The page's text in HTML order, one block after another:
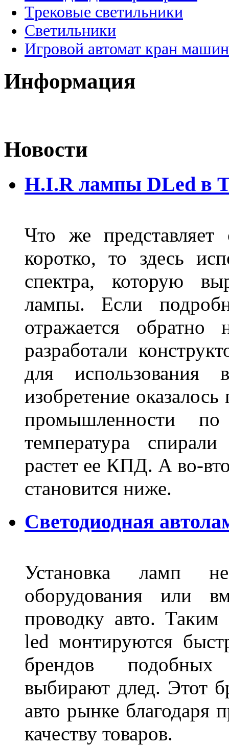
Трековые светильники
Светильники
Игровой автомат кран
Информация
Новости
H.I.R лампы DLed в
Что же
коротко, то здесь
спектра, которую
лампы. Если
отражается
разработали
для использования
изобретение
промышленности
температура
растет ее КПД. А во-
становится ниже.
Светодиодная
Установка ламп не
оборудования или
проводку авто.
led монтируются
брендов подобных
выбирают длед. Этот
авто рынке
качеству товаров.